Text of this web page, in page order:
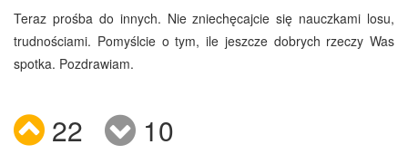
Teraz prośba do innych. Nie zniechęcajcie się nauczkami losu,
trudnościami. Pomyślcie o tym, ile jeszcze dobrych rzeczy Was
spotka. Pozdrawiam.
22 10